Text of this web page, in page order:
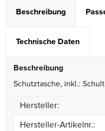
Beschreibung
Technische Daten
Beschreibung
Schutztasche, inkl.:
Hersteller:
Hersteller-Artikelnr.: